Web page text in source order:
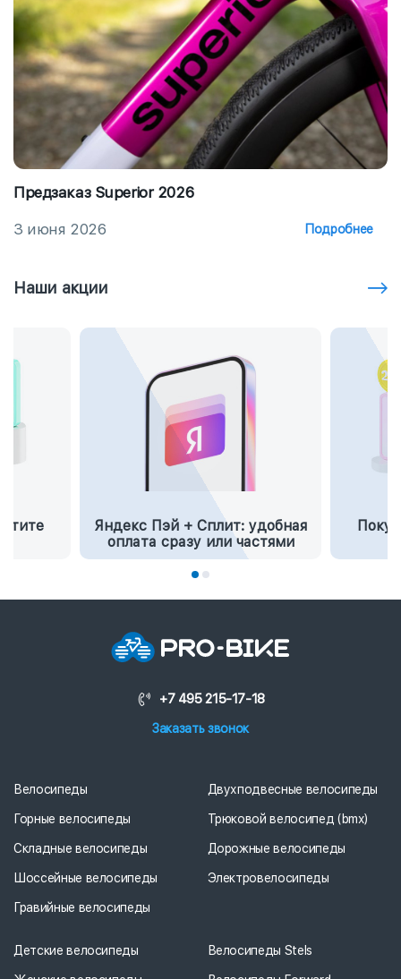
Предзаказ Superior 2026
3 июня 2026 Подробнее
Наши акции
Яндекс Пэй + Сплит: удобная
оплата сразу или частями
+7 495 215-17-18
Заказать звонок
Велосипеды
Горные велосипеды
Складные велосипеды
Шоссейные велосипеды
Гравийные велосипеды
Двухподвесные велосипеды
Трюковой велосипед (bmx)
Дорожные велосипеды
Электровелосипеды
Детские велосипеды Велосипеды Stels